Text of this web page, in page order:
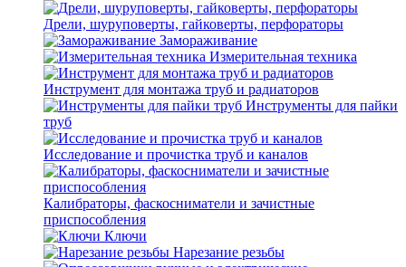
Дрели, шуруповерты, гайковерты, перфораторы
Замораживание
Измерительная техника
Инструмент для монтажа труб и радиаторов
Инструменты для пайки
труб
Исследование и прочистка труб и каналов
Калибраторы, фаскосниматели и зачистные
приспособления
Ключи
Нарезание резьбы